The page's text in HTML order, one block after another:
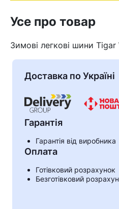
Кошик
Усе про товар
Зимові легкові шини
Доставка по Україні
Гарантія
Гарантія від виробника
Оплата
Готівковий розрахунок
Безготівковий